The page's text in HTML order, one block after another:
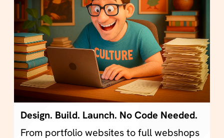
Design. Build. Launch. No Code Needed.
From portfolio websites to full webshops